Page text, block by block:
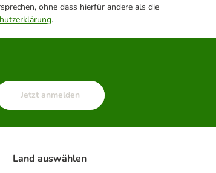
ohne dass hierfür andere als die
.
Jetzt anmelden
Land auswählen